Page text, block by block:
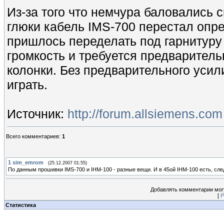
Из-за того что немчура
глюки кабель IMS-700 перестал
пришлось переделать под
громкость и требуется
колонки. Без предварительного
играть.
Источник: http://
Всего комментариев: 1
1 sim_emrom (25.12.2007 01:55)
По данным прошивки IMS-700 и IHM-100 - разные вещи. И в 45ой IHM-100 есть,
Добавлять комментарии
[
Статистика